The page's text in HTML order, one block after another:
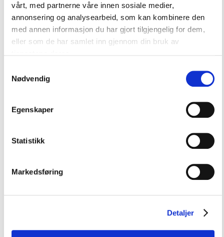
vårt, med partnerne våre innen sosiale medier,
annonsering og analysearbeid, som kan kombinere den
med annen informasjon du har gjort tilgjengelig for dem,
eller som de har samlet inn gjennom din bruk av
Nødvendig
Egenskaper
Statistikk
Markedsføring
Detaljer
Møteplasser og arrangementer
Våre seminarer gir deg økt kunnskap som styrker
kompetansen og konkurransekraften, og et større nettverk.
For en enkelt bedrift kan det være krevende å få
å påvirke lover og forskrifter til det beste for bransjen.
Vi har solid kompetanse innen eiendomsfaget, og tilbyr råd